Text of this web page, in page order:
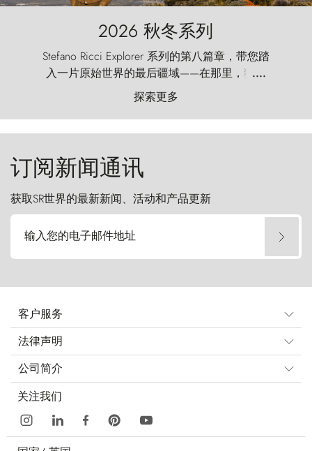
2026 秋冬系列
Stefano Ricci Explorer 系列的第八篇章，带您踏
入一片原始世界的最后疆域——在那里，狂风
以远古的怒号雕琢着自然，而百内塔（Torres
del Paine）则宛如石砌的哨兵，傲然向苍穹发
起挑战。
....
探索更多
订阅新闻通讯
获取SR世界的最新新闻、活动和产品更新
输入您的电子邮件地址
客户服务
法律声明
公司简介
关注我们